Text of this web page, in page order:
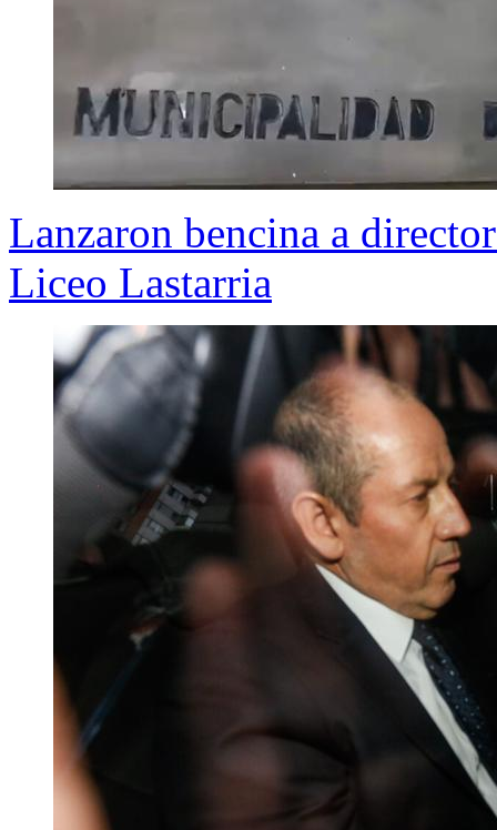
Lanzaron bencina a
Liceo Lastarria